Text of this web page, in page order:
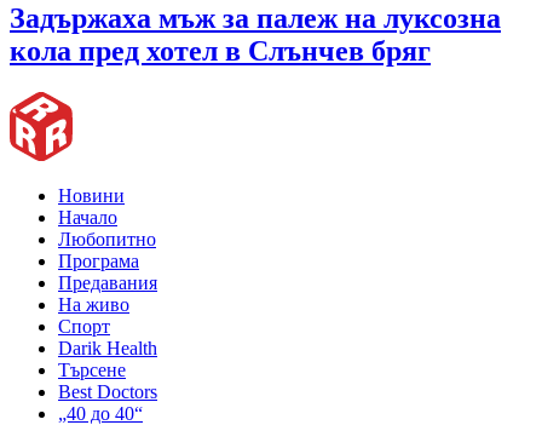
Задържаха мъж за палеж на луксозна
кола пред хотел в Слънчев бряг
Новини
Начало
Любопитно
Програма
Предавания
На живо
Спорт
Darik Health
Търсене
Best Doctors
„40 до 40“